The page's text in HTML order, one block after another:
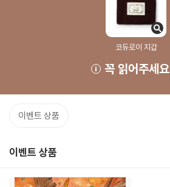
코듀로이 지갑
꼭 읽어주세요
이벤트 상품
이벤트 상품